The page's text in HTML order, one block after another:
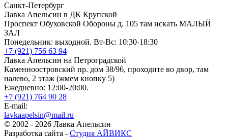
Санкт-Петербург
Лавка Апельсин в ДК Крупской
Проспект Обуховской Обороны д. 105 там искать МАЛЫЙ
ЗАЛ
Понедельник: выходной. Вт-Вс: 10:30-18:30
+7 (921) 756 63 94
Лавка Апельсин на Петроградской
Каменноостровский пр. дом 38/96, проходите во двор, там
налево, 2 этаж (жмем кнопку 5)
Ежедневно: 12:00-20:00.
+7 (921) 764 90 28
E-mail:
lavkaapelsin@mail.ru
© 2002 - 2026 Лавка Апельсин
Разработка сайта - Студия АЙВИКС